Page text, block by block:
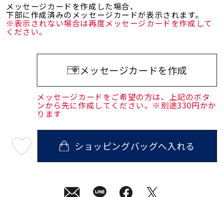
メッセージカードを作成した場合、
下部に作成済みのメッセージカードが表示されます。
※表示されない場合は再度メッセージカードを作成して
ください。
メッセージカードを作成
メッセージカードをご希望の方は、上記のボタ
ンから先に作成してください。※別途330円かか
ります
08
ショッピングバッグへ入れる